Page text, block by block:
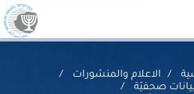
الاعلام والمنشورات
صحفيّة